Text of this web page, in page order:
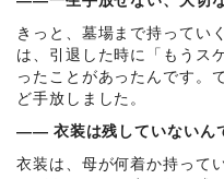
きっと、墓場まで持ってい
は、引退した時に「もうス
ったことがあったんです。
ど手放しました。
―― 衣装は残していないん
衣装は、母が何着か持って